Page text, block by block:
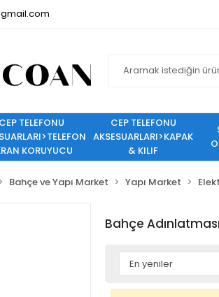
CEP TELEFONU
KORUYUCU
CEP TELEFONU
AKSESUARLARI>KAPAK
& KILIF
Bahçe ve Yapı Market Yapı Market
Bahçe Adınlatması